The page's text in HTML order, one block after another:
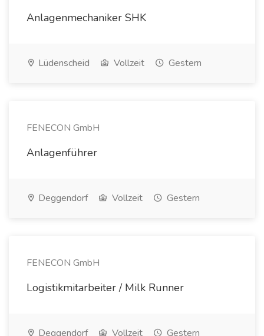
Anlagenmechaniker SHK
Lüdenscheid Vollzeit Gestern
FENECON GmbH
Anlagenführer
Deggendorf Vollzeit Gestern
FENECON GmbH
Logistikmitarbeiter / Milk Runner
Deggendorf Vollzeit Gestern